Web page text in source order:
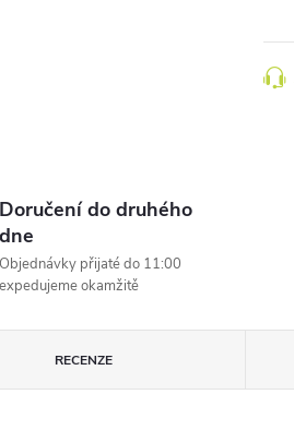
Doručení do druhého
dne
Objednávky přijaté do 11:00
expedujeme okamžitě
RECENZE